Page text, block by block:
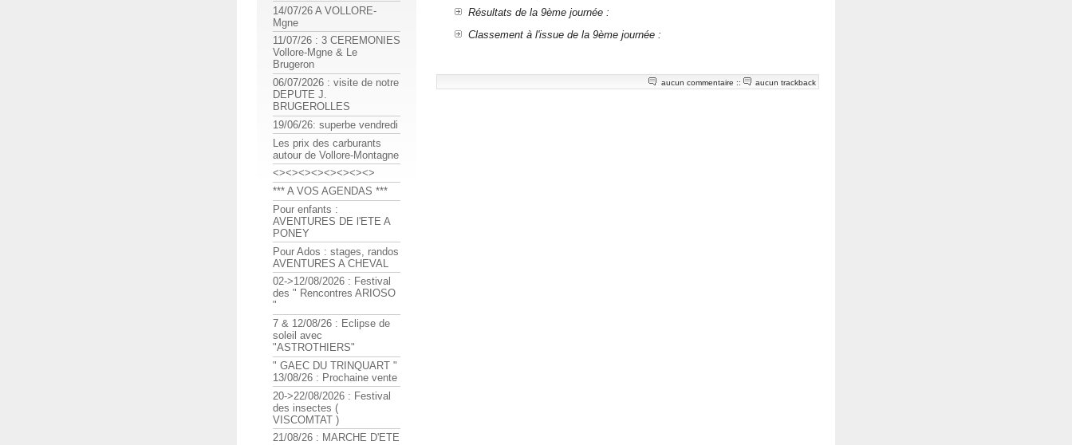
Résultats de la 9ème journée :
Classement à l'issue de la 9ème journée :
aucun commentaire :: aucun trackback
14/07/26 A VOLLORE-
Mgne
11/07/26 : 3 CEREMONIES
Vollore-Mgne & Le
Brugeron
06/07/2026 : visite de notre
DEPUTE J.
BRUGEROLLES
19/06/26: superbe vendredi
Les prix des carburants
autour de Vollore-Montagne
<><><><><><><><>
*** A VOS AGENDAS ***
Pour enfants :
AVENTURES DE l'ETE A
PONEY
Pour Ados : stages, randos
AVENTURES A CHEVAL
02->12/08/2026 : Festival
des " Rencontres ARIOSO
"
7 & 12/08/26 : Eclipse de
soleil avec
"ASTROTHIERS"
" GAEC DU TRINQUART "
13/08/26 : Prochaine vente
20->22/08/2026 : Festival
des insectes (
VISCOMTAT )
21/08/26 : MARCHE D'ETE